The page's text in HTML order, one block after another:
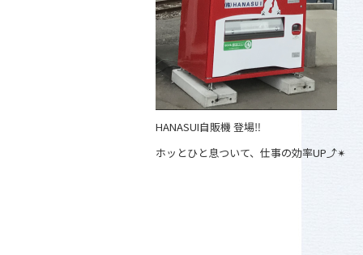
HANASUI自販機 登場‼︎
ホッとひと息ついて、仕事の効率UP⤴︎✴︎